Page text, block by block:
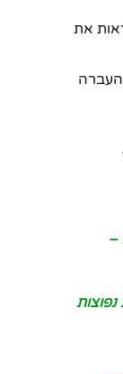
את
–